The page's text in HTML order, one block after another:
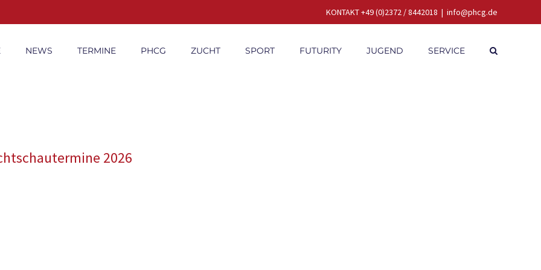
KONTAKT +49 (0)2372 / 8442018 | info@phcg.de
NEWS TERMINE PHCG ZUCHT SPORT FUTURITY JUGEND SERVICE
2026